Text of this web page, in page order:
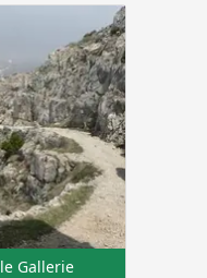
Gallerie